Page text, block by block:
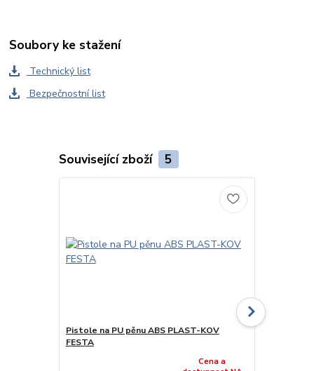
Soubory ke stažení
Technický list
Bezpečnostní list
Související zboží 5
Pistole na PU pěnu ABS PLAST-KOV
FESTA
Cena a